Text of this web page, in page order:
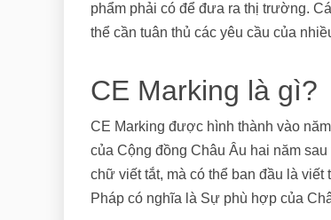
phẩm phải có để đưa ra thị trường.
thể cần tuân thủ các yêu cầu của
CE Marking là gì?
CE Marking được hình thành vào
của Cộng đồng Châu Âu hai năm
chữ viết tắt, mà có thể ban đầu là viết
Pháp có nghĩa là Sự phù hợp của